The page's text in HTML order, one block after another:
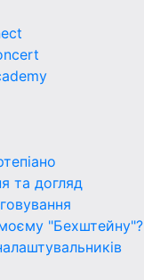
та догляд
"Бехштейну"?